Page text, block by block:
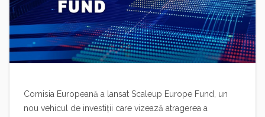
Comisia Europeană a lansat Scaleup Europe Fund, un
nou vehicul de investiții care vizează atragerea a